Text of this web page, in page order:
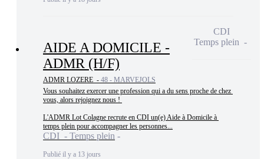
AIDE A DOMICILE -
ADMR (H/F)
ADMR LOZERE - 48 - MARVEJOLS
Vous souhaitez exercer une profession qui a du sens proche de chez
vous, alors rejoignez nous !
L'ADMR Lot Colagne recrute en CDI un(e) Aide à Domicile à
temps plein pour accompagner les personnes...
CDI - Temps plein
Publié il y a 13 jours
CDI
Temps plein